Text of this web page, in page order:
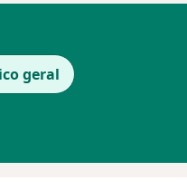
geral